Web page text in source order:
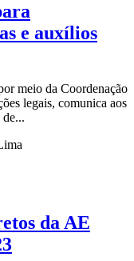
e auxílios
meio da Coordenação
legais, comunica aos
de...
da AE